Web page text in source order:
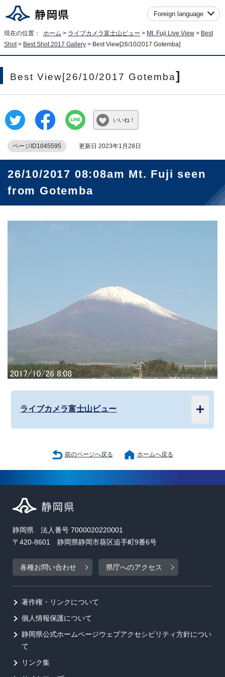
Foreign language
現在の位置： ホーム > ライブカメラ富士山ビュー > Mt. Fuji Live View > Best
Shot> Best Shot 2017 Gallery > Best View[26/10/2017 Gotemba]
Best View[26/10/2017 Gotemba]
いいね！
ページID1045595 更新日 2023年1月28日
26/10/2017 08:08am Mt. Fuji seen
from Gotemba
ライブカメラ富士山ビュー
前のページへ戻る ホームへ戻る
静岡県 法人番号 7000020220001
〒420-8601 静岡県静岡市葵区追手町9番6号
各種お問い合わせ 県庁へのアクセス
著作権・リンクについて
個人情報保護について
静岡県公式ホームページウェブアクセシビリティ方針につい
て
リンク集